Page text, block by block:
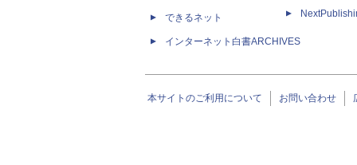
できるネット
インターネット白書ARCHIVES
本サイトのご利用について お問い合わせ